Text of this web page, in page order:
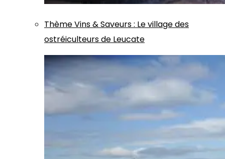
ThèmeVins & Saveurs: Le village des
ostréiculteurs de Leucate